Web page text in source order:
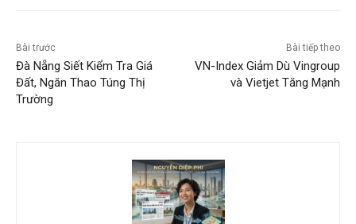
Bài trước
Đà Nẵng Siết Kiểm Tra Giá
Đất, Ngăn Thao Túng Thị
Trường
Bài tiếp theo
VN-Index Giảm Dù Vingroup
và Vietjet Tăng Mạnh